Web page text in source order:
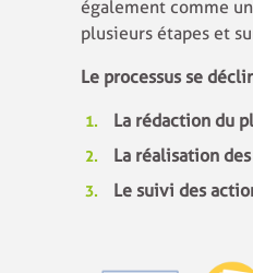
également comme
plusieurs étapes et
Le processus se
La rédaction du
La réalisation
Le suivi des